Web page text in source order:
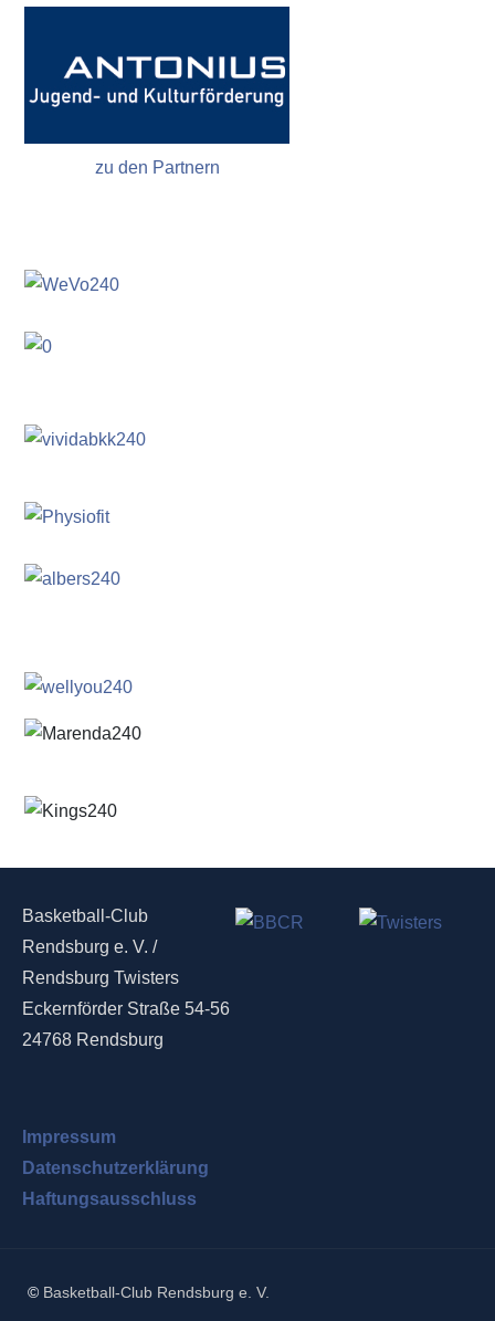
zu den Partnern
Basketball-Club
Rendsburg e. V. /
Rendsburg Twisters
Eckernförder Straße 54-56
24768 Rendsburg
Impressum
Datenschutzerklärung
Haftungsausschluss
© Basketball-Club Rendsburg e. V.